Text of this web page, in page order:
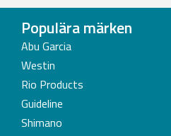
Populära märken
Abu Garcia
Westin
Rio Products
Guideline
Shimano